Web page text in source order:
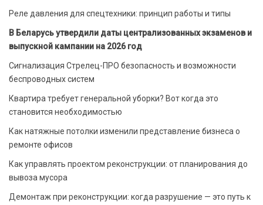
Реле давления для спецтехники: принцип работы и типы
В Беларусь утвердили даты централизованных экзаменов и
выпускной кампании на 2026 год
Сигнализация Стрелец-ПРО безопасность и возможности
беспроводных систем
Квартира требует генеральной уборки? Вот когда это
становится необходимостью
Как натяжные потолки изменили представление бизнеса о
ремонте офисов
Как управлять проектом реконструкции: от планирования до
вывоза мусора
Демонтаж при реконструкции: когда разрушение — это путь к